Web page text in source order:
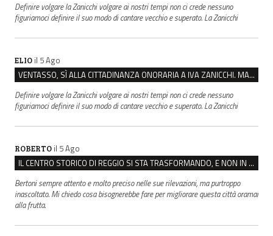
Definire volgare la Zanicchi volgare ai nostri tempi non ci crede nessuno
figuriamoci definire il suo modo di cantare vecchio e superato. La Zanicchi
ELIO il 5 Ago
VENTASSO, SÌ ALLA CITTADINANZA ONORARIA A IVA ZANICCHI. MA BARGIACCHI: “È DI PESSIMO GUSTO”
Definire volgare la Zanicchi volgare ai nostri tempi non ci crede nessuno
figuriamoci definire il suo modo di cantare vecchio e superato. La Zanicchi
ROBERTO il 5 Ago
IL CENTRO STORICO DI REGGIO SI STA TRASFORMANDO, E NON IN MEGLIO
Bertoni sempre attento e molto preciso nelle sue rilevazioni, ma purtroppo
inascoltato. Mi chiedo cosa bisognerebbe fare per migliorare questa città oramai
alla frutta.